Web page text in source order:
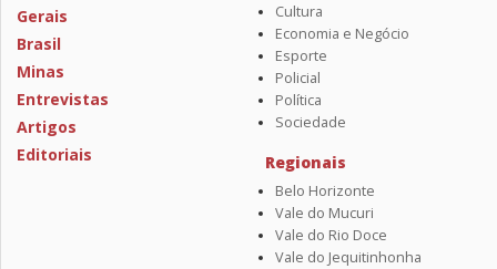
Gerais
Brasil
Minas
Entrevistas
Artigos
Editoriais
Cultura
Economia e Negócio
Esporte
Policial
Política
Sociedade
Regionais
Belo Horizonte
Vale do Mucuri
Vale do Rio Doce
Vale do Jequitinhonha